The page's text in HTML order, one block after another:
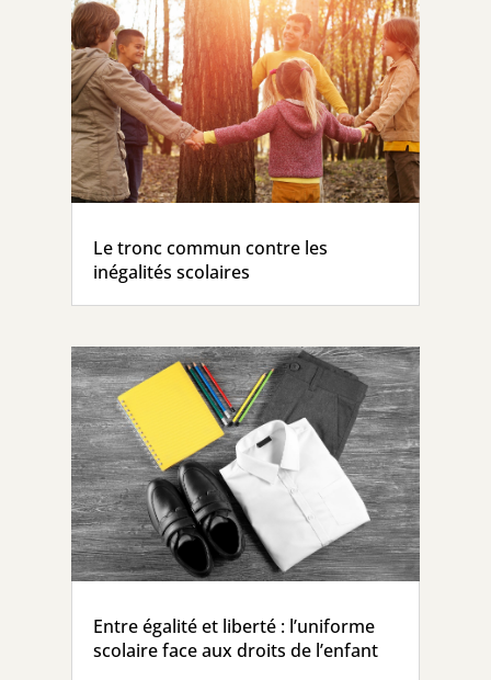
Le tronc commun contre les
inégalités scolaires
Entre égalité et liberté : l’uniforme
scolaire face aux droits de l’enfant